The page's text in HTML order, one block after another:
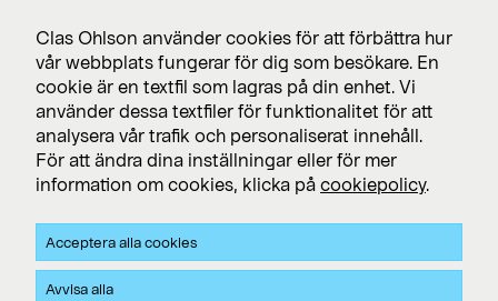
Nyhetsrum >
Prenumerera
Prenumerera på pressmeddelanden och finansiella
Integritet och Cookies
Clas Ohlsons integritets- och cookiepolicy
Clas Ohlson använder cookies för att förbättra hur
vår webbplats fungerar för dig som besökare. En
cookie är en textfil som lagras på din enhet. Vi
använder dessa textfiler för funktionalitet för att
analysera vår trafik och personaliserat innehåll.
För att ändra dina inställningar eller för mer
information om cookies, klicka på cookiepolicy.
Acceptera alla cookies
Avvisa alla